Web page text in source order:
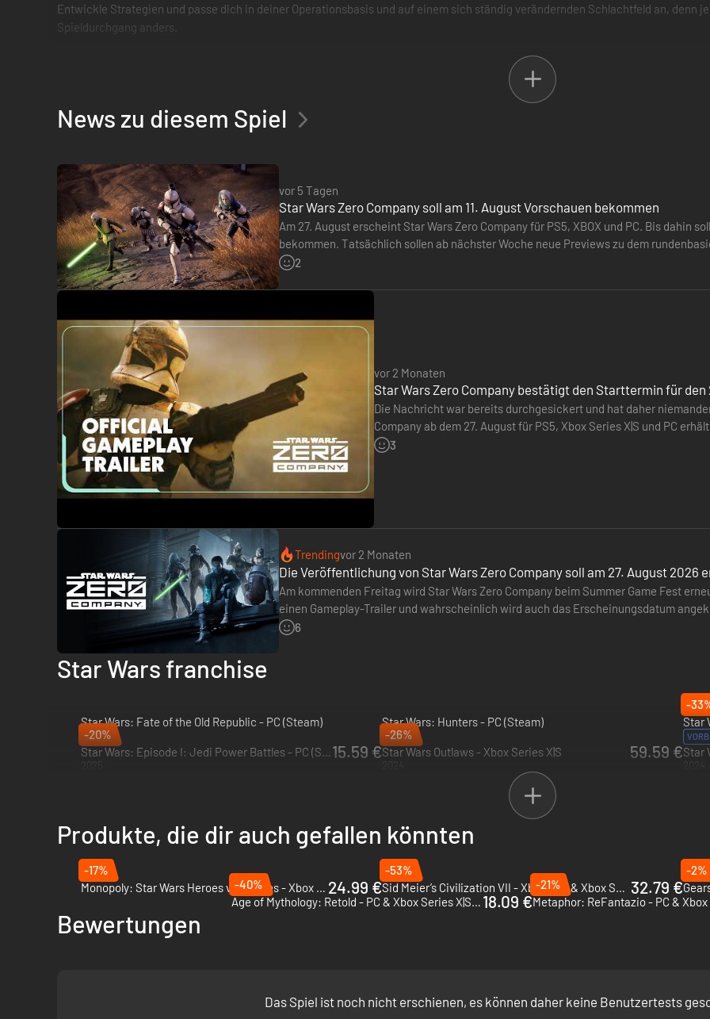
Entwickle Strategien und passe dich in deiner Operationsbasis und auf einem sich ständig verändernden Schlachtfeld an, denn
Spieldurchgang anders.
Entsende ein Agententeam, das sich aus verschiedenen Archetypen wie Schurken, Astromechs oder Jedi zusammensetzt und
Schaffe eine enge Verbindung zu deinem Trupp
Niederlage ausmachen können.
Personalisiere deinen Kampf
Bestimme Kampfspezialisierung und Aussehen von Hawks, erstelle dein Team mit typischen Star-Wars-Charakteren und passe
Spielweise an.
*Es gelten Bedingungen und Beschränkungen. Weitere Informationen sind unter https://www.ea.com/games/starwars/zero-
All rights reserved.
News zu diesem Spiel
vor 5 Tagen
Star Wars Zero Company soll am 11. August Vorschauen bekommen
Am 27. August erscheint Star Wars Zero Company für PS5, XBOX und PC. Bis dahin
bekommen. Tatsächlich sollen ab nächster Woche neue Previews zu dem
Philipp“ von der Website…
2
vor 2 Monaten
Star Wars Zero Company bestätigt den Starttermin für den
Die Nachricht war bereits durchgesickert und hat daher
Company ab dem 27. August für PS5, Xbox Series X|S und PC
anlässlich des Summer Game Fests auch einen Trailer bekommen.
3
Trendingvor 2 Monaten
Die Veröffentlichung von Star Wars Zero Company soll am 27. August 2026
Am kommenden Freitag wird Star Wars Zero Company beim Summer Game Fest
einen Gameplay-Trailer und wahrscheinlich wird auch das Erscheinungsdatum
Überraschung verdorben und bestätigt,…
6
Star Wars franchise
Star Wars: Fate of the Old Republic - PC (Steam)
2026
Star Wars: Hunters - PC (Steam)
2026
-
Star
-20%
Star Wars: Episode I: Jedi Power Battles - PC (Steam) 15.59 €
-26%
Star Wars Outlaws - Xbox Series X|S
59.59 €Star
Produkte, die dir auch gefallen könnten
-17%
Monopoly: Star Wars Heroes vs. Villains - Xbox Series X|S 24.99 €
-53%
Sid Meier’s Civilization VII - Xbox One & Xbox Series X|S 32.79 €
-2%
-40%
Age of Mythology: Retold - PC & Xbox Series X|S (Microsoft Store) 18.09 €
-21%
Bewertungen
Das Spiel ist noch nicht erschienen, es können daher keine Benutzertests